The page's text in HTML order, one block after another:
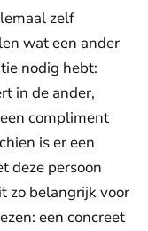
zelf
wat een ander
nodig hebt:
in de ander,
compliment
is er een
deze persoon
zo belangrijk voor
een concreet